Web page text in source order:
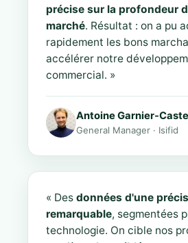
précise sur la profondeur
marché. Résultat : on a pu
rapidement les bons
accélérer notre
commercial. »
Antoine Garnier-
General Manager · Isifid
« Des données d'une
remarquable, segmentées
technologie. On cible nos